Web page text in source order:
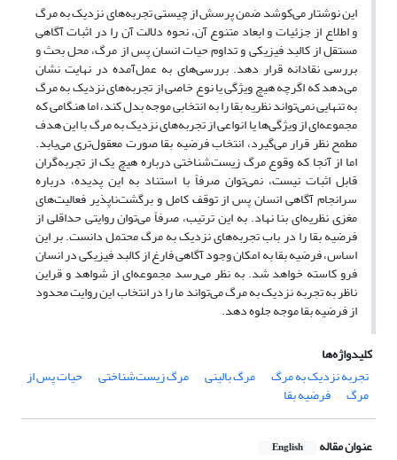
این نوشتار می‌کوشد ضمن پرسش از چیستی تجربه‌های نزدیک به مرگ
و اطلاع از جزئیات و ابعاد متنوع آن، نحوه دلالت آن را در اثبات آگاهی
مستقل از کالبد فیزیکی و تداوم حیات انسان پس از مرگ، محل بحث و
بررسی نقادانه قرار دهد. بررسی‌های به عمل‌آمده در نهایت نشان
می‌دهد که اگرچه هیچ ویژگی یا نوع خاصی از تجربه‌های نزدیک به مرگ
به تنهایی نمی‌تواند نظریه بقا را به انتخابی موجه بدل کند، اما هنگامی که
مجموعه‌ای از ویژگی‌ها یا انواعی از تجربه‌های نزدیک به مرگ با این هدف
مطمح نظر قرار می‌گیرد، انتخاب فرضیه بقا صورت معقول‌تری می‌یابد.
اما از آنجا که وقوع مرگ زیست‌شناختی درباره هیچ یک از تجربه‌گران
قابل اثبات نیست، نمی‌توان صرفاً با استناد به این پدیده، درباره
سرانجام آگاهی انسان پس از توقف کامل و برگشت‌ناپذیر فعالیت‌های
مغزی نظریه‌ای بنا نهاد. به این ترتیب، صرفاً می‌توان روایتی حداقلی از
فرضیه بقا را در باب تجربه‌های نزدیک به مرگ محتمل دانست. بر این
اساس، فرضیه بقا به امکان وجود آگاهی فارغ از کالبد فیزیکی در انسان
فرو کاسته خواهد شد. به نظر می‌رسد مجموعه‌ای از شواهد و قراین
ناظر به تجربه‌ نزدیک به مرگ می‌تواند ما را در انتخاب این روایت محدود
از فرضیه بقا موجه جلوه دهد.
کلیدواژه‌ها
تجربه نزدیک به مرگ
مرگ بالینی مرگ زیست‌شناختی حیات پس از
مرگ فرضیه بقا
عنوان مقاله English